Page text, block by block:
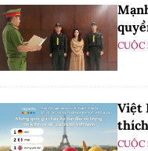
CUỘC
Việt
CUỘC